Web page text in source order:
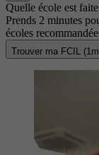
Quelle école est
Prends 2 minutes
écoles
Trouver ma